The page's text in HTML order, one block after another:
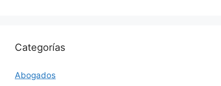
Categorías
Abogados